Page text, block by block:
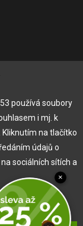
používá soubory
i mj. k
na tlačítko
údajů o
sociálních sítích a
×